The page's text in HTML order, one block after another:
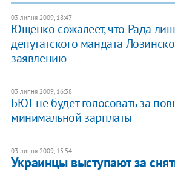
03 липня 2009, 18:47
Ющенко сожалеет, что Рада
депутатского мандата
заявлению
03 липня 2009, 16:38
БЮТ не будет голосовать за
минимальной зарплаты
03 липня 2009, 15:54
Украинцы выступают за